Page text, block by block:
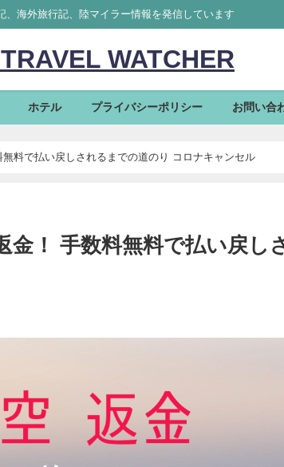
、海外旅行記、陸マイラー情報を発信しています
WATCHER
ホテル プライバシーポリシー お問い合
料で払い戻しされるまでの道のり コロナキャンセル
！ 手数料無料で払い戻し